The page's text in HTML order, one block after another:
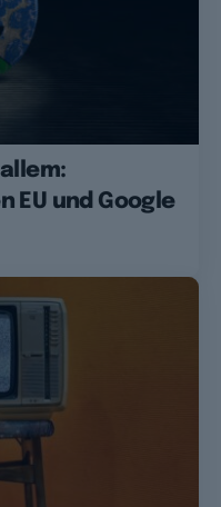
EU und Google